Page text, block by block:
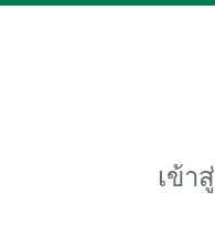
เข้า